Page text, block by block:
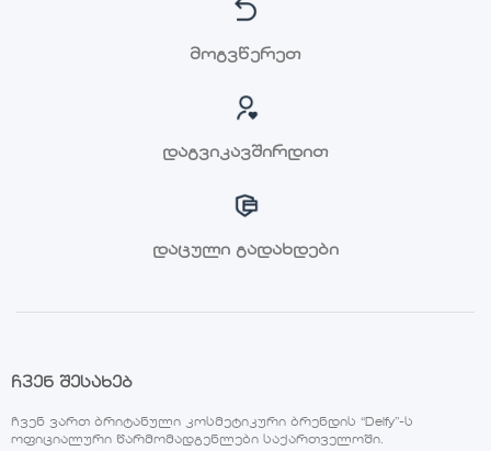
მოგვწერეთ
დაგვიკავშირდით
დაცული გადახდები
ჩვენ შესახებ
ჩვენ ვართ ბრიტანული კოსმეტიკური ბრენდის “Delfy”-ს
ოფიციალური წარმომადგენლები საქართველოში.